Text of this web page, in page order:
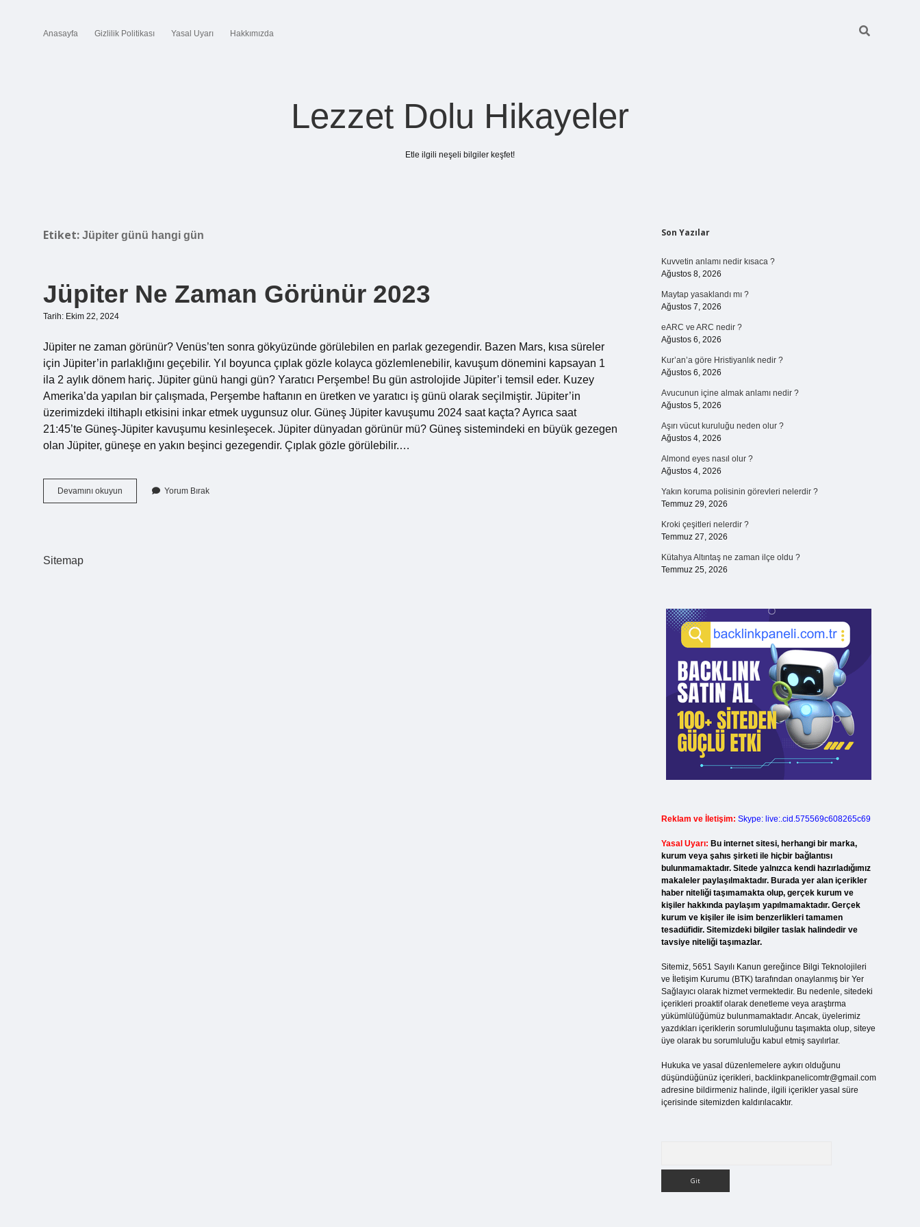
Anasayfa Gizlilik Politikası Yasal Uyarı Hakkımızda
Lezzet Dolu Hikayeler
Etle ilgili neşeli bilgiler keşfet!
Etiket: Jüpiter günü hangi gün
Jüpiter Ne Zaman Görünür 2023
Tarih: Ekim 22, 2024
Jüpiter ne zaman görünür? Venüs’ten sonra gökyüzünde görülebilen en parlak gezegendir. Bazen Mars, kısa süreler
için Jüpiter’in parlaklığını geçebilir. Yıl boyunca çıplak gözle kolayca gözlemlenebilir, kavuşum dönemini kapsayan 1
ila 2 aylık dönem hariç. Jüpiter günü hangi gün? Yaratıcı Perşembe! Bu gün astrolojide Jüpiter’i temsil eder. Kuzey
Amerika’da yapılan bir çalışmada, Perşembe haftanın en üretken ve yaratıcı iş günü olarak seçilmiştir. Jüpiter’in
üzerimizdeki iltihaplı etkisini inkar etmek uygunsuz olur. Güneş Jüpiter kavuşumu 2024 saat kaçta? Ayrıca saat
21:45’te Güneş-Jüpiter kavuşumu kesinleşecek. Jüpiter dünyadan görünür mü? Güneş sistemindeki en büyük gezegen
olan Jüpiter, güneşe en yakın beşinci gezegendir. Çıplak gözle görülebilir.…
Devamını okuyun
Ne
Yorum Bırak
Sitemap
Sidebar
Son Yazılar
Kuvvetin anlamı nedir kısaca ?
Ağustos 8, 2026
Maytap yasaklandı mı ?
Ağustos 7, 2026
eARC ve ARC nedir ?
Ağustos 6, 2026
Kur’an’a göre Hristiyanlık nedir ?
Ağustos 6, 2026
Avucunun içine almak anlamı nedir ?
Ağustos 5, 2026
Aşırı vücut kuruluğu neden olur ?
Ağustos 4, 2026
Almond eyes nasıl olur ?
Ağustos 4, 2026
Yakın koruma polisinin görevleri nelerdir ?
Temmuz 29, 2026
Kroki çeşitleri nelerdir ?
Temmuz 27, 2026
Kütahya Altıntaş ne zaman ilçe oldu ?
Temmuz 25, 2026
Reklam ve İletişim: Skype: live:.cid.575569c608265c69
Yasal Uyarı: Bu internet sitesi, herhangi bir marka,
kurum veya şahıs şirketi ile hiçbir bağlantısı
bulunmamaktadır. Sitede yalnızca kendi hazırladığımız
makaleler paylaşılmaktadır. Burada yer alan içerikler
haber niteliği taşımamakta olup, gerçek kurum ve
kişiler hakkında paylaşım yapılmamaktadır. Gerçek
kurum ve kişiler ile isim benzerlikleri tamamen
tesadüfidir. Sitemizdeki bilgiler taslak halindedir ve
tavsiye niteliği taşımazlar.
Sitemiz, 5651 Sayılı Kanun gereğince Bilgi Teknolojileri
ve İletişim Kurumu (BTK) tarafından onaylanmış bir Yer
Sağlayıcı olarak hizmet vermektedir. Bu nedenle, sitedeki
içerikleri proaktif olarak denetleme veya araştırma
yükümlülüğümüz bulunmamaktadır. Ancak, üyelerimiz
yazdıkları içeriklerin sorumluluğunu taşımakta olup, siteye
üye olarak bu sorumluluğu kabul etmiş sayılırlar.
Hukuka ve yasal düzenlemelere aykırı olduğunu
düşündüğünüz içerikleri, backlinkpanelicomtr@gmail.com
adresine bildirmeniz halinde, ilgili içerikler yasal süre
içerisinde sitemizden kaldırılacaktır.